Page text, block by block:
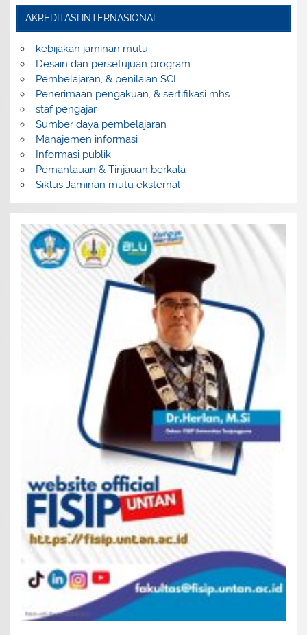
AKREDITASI INTERNASIONAL
kebijakan jaminan mutu
Desain dan persetujuan program
Pembelajaran, & penilaian SCL
Penerimaan pengakuan, & sertifikasi mhs
staf pengajar
Sumber daya pembelajaran
Manajemen informasi
Informasi publik
Pemantauan & Tinjauan berkala
Siklus Jaminan mutu eksternal